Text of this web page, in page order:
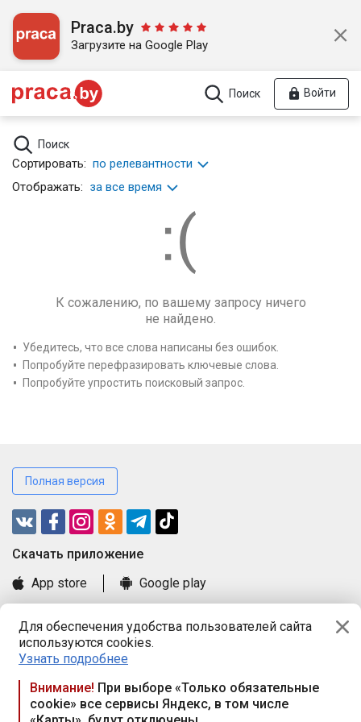
Для обеспечения удобства пользователей сайта
используются cookies.
Узнать подробнее
Внимание! При выборе «Только обязательные
cookie» все сервисы Яндекс, в том числе
Praca.by
Загрузите на Google Play
Поиск Войти
Поиск
Сортировать: по релевантности
Отображать: за все время
К сожалению, по вашему запросу ничего
не найдено.
Убедитесь, что все слова написаны без ошибок.
Попробуйте перефразировать ключевые слова.
Попробуйте упростить поисковый запрос.
Полная версия
Cкачать приложение
App store
Google play
Книга замечаний и предложений
Правила и документы
Praca.by © 2000—2026, ООО «ПРАЦА БАЙ»
Республика Беларусь, 220114, г. Минск, пр-т Независимости
117а, пом. № 9.